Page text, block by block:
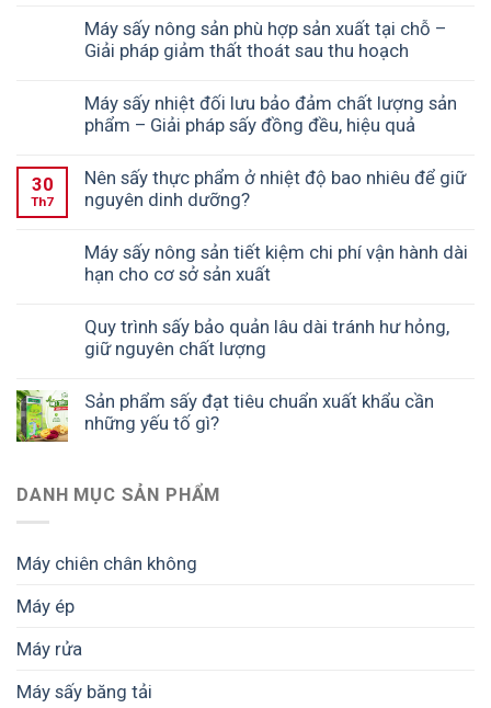
Máy sấy nông sản phù hợp sản xuất tại chỗ –
Giải pháp giảm thất thoát sau thu hoạch
Máy sấy nhiệt đối lưu bảo đảm chất lượng sản
phẩm – Giải pháp sấy đồng đều, hiệu quả
30
Th7
Nên sấy thực phẩm ở nhiệt độ bao nhiêu để giữ
nguyên dinh dưỡng?
Máy sấy nông sản tiết kiệm chi phí vận hành dài
hạn cho cơ sở sản xuất
Quy trình sấy bảo quản lâu dài tránh hư hỏng,
giữ nguyên chất lượng
Sản phẩm sấy đạt tiêu chuẩn xuất khẩu cần
những yếu tố gì?
DANH MỤC SẢN PHẨM
Máy chiên chân không
Máy ép
Máy rửa
Máy sấy băng tải